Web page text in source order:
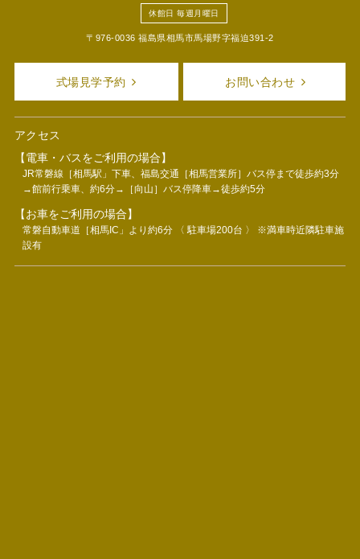
休館日 毎週月曜日
〒976-0036 福島県相馬市馬場野字福迫391-2
式場見学予約 お問い合わせ
アクセス
【電車・バスをご利用の場合】
JR常磐線［相馬駅」下車、福島交通［相馬営業所］バス停まで徒歩約3分
→館前行乗車、約6分→［向山］バス停降車→徒歩約5分
【お車をご利用の場合】
常磐自動車道［相馬IC」より約6分 〈 駐車場200台 〉 ※満車時近隣駐車施
設有